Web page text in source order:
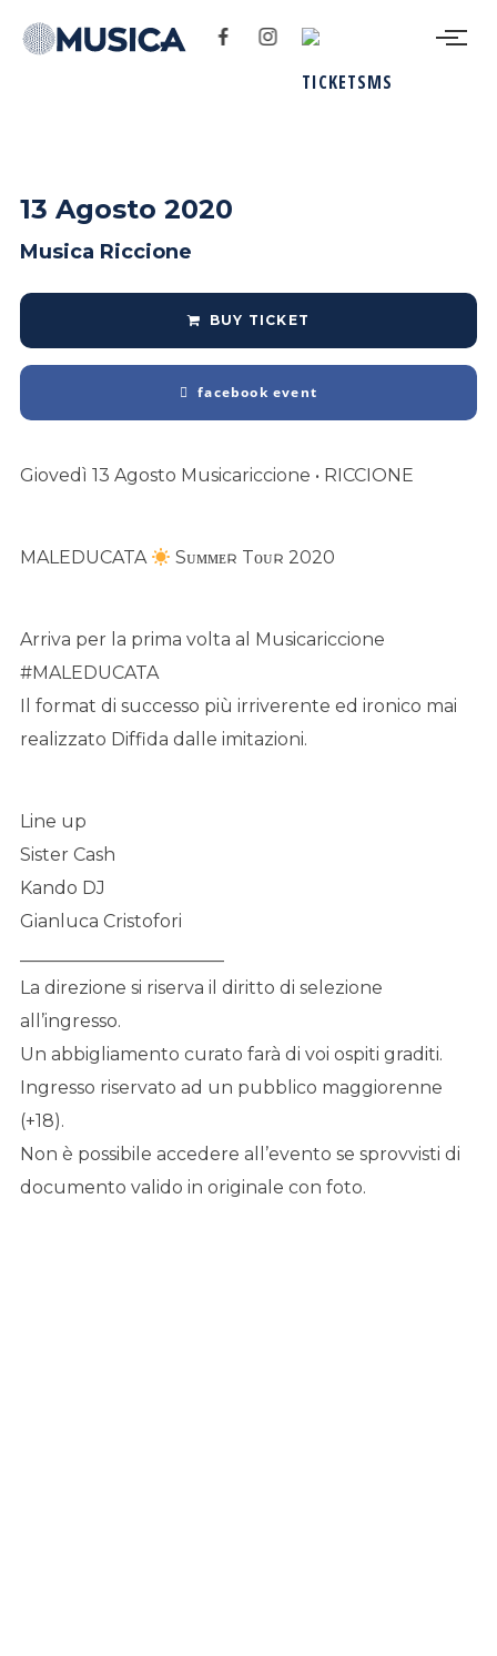
13 Agosto 2020
Musica Riccione
BUY TICKET
facebook event
Giovedì 13 Agosto Musicariccione • RICCIONE
MALEDUCATA Sᴜᴍᴍᴇʀ Tᴏᴜʀ 2020
Arriva per la prima volta al Musicariccione
#MALEDUCATA
Il format di successo più irriverente ed ironico mai
realizzato Diffida dalle imitazioni.
Line up
Sister Cash
Kando DJ
Gianluca Cristofori
La direzione si riserva il diritto di selezione
all’ingresso.
Un abbigliamento curato farà di voi ospiti graditi.
Ingresso riservato ad un pubblico maggiorenne
(+18).
Non è possibile accedere all’evento se sprovvisti di
documento valido in originale con foto.